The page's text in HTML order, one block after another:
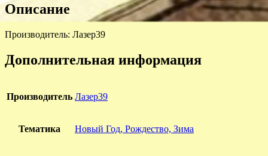
Описание
Производитель: Лазер39
Дополнительная информация
Производитель Лазер39
Тематика Новый Год, Рождество, Зима